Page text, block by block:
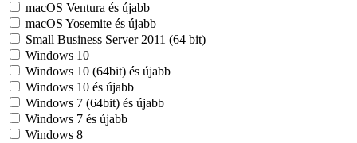
macOS Ventura és újabb
macOS Yosemite és újabb
Small Business Server 2011 (64 bit)
Windows 10
Windows 10 (64bit) és újabb
Windows 10 és újabb
Windows 7 (64bit) és újabb
Windows 7 és újabb
Windows 8